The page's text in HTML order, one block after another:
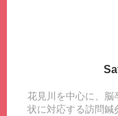
花見川を中心に、脳
状に対応する訪問鍼